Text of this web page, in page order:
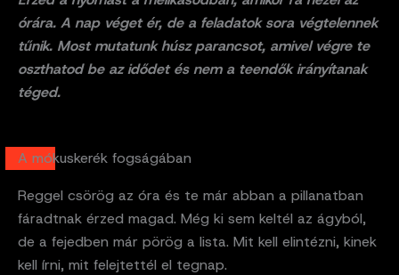
órára. A nap véget ér, de a feladatok sora végtelennek
tűnik. Most mutatunk húsz parancsot, amivel végre te
oszthatod be az idődet és nem a teendők irányítanak
téged.
A mókuskerék fogságában
Reggel csörög az óra és te már abban a pillanatban
fáradtnak érzed magad. Még ki sem keltél az ágyból,
de a fejedben már pörög a lista. Mit kell elintézni, kinek
kell írni, mit felejtettél el tegnap.